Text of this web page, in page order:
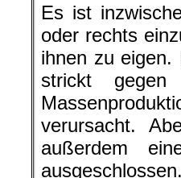
Es ist
oder rechts
ihnen zu eigen.
strickt
verursacht.
außerdem
ausgeschlossen.